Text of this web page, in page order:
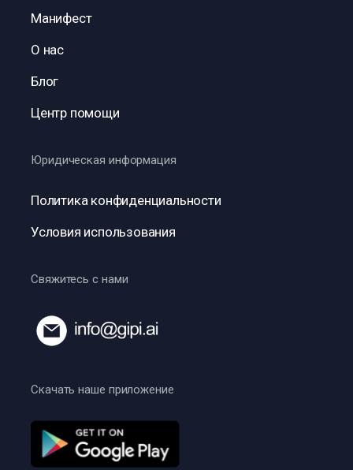
Манифест
О нас
Блог
Центр помощи
Юридическая информация
Политика конфиденциальности
Условия использования
Свяжитесь с нами
Скачать наше приложение